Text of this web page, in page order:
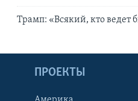
Трамп: «Всякий, кто ведет
ПРОЕКТЫ